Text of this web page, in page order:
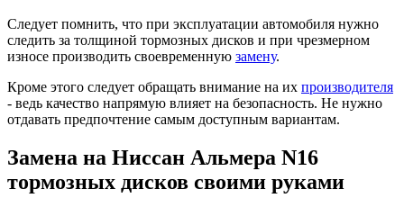
Следует помнить, что при эксплуатации автомобиля нужно
следить за толщиной тормозных дисков и при чрезмерном
износе производить своевременную замену.
Кроме этого следует обращать внимание на их производителя
- ведь качество напрямую влияет на безопасность. Не нужно
отдавать предпочтение самым доступным вариантам.
Замена на Ниссан Альмера N16
тормозных дисков своими руками